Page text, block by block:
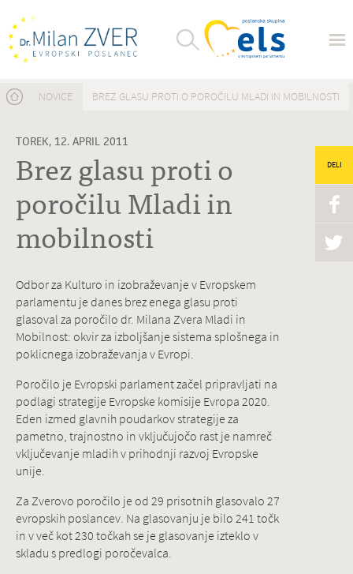
Nahajate se tukaj
NOVICE BREZ GLASU PROTI O POROČILU MLADI IN MOBILNOSTI
TOREK, 12. APRIL 2011
Brez glasu proti o
poročilu Mladi in
mobilnosti
DELI
Odbor za Kulturo in izobraževanje v Evropskem
parlamentu je danes brez enega glasu proti
glasoval za poročilo dr. Milana Zvera Mladi in
Mobilnost: okvir za izboljšanje sistema splošnega in
poklicnega izobraževanja v Evropi.
Poročilo je Evropski parlament začel pripravljati na
podlagi strategije Evropske komisije Evropa 2020.
Eden izmed glavnih poudarkov strategije za
pametno, trajnostno in vključujočo rast je namreč
vključevanje mladih v prihodnji razvoj Evropske
unije.
Za Zverovo poročilo je od 29 prisotnih glasovalo 27
evropskih poslancev. Na glasovanju je bilo 241 točk
in v več kot 230 točkah se je glasovanje izteklo v
skladu s predlogi poročevalca.